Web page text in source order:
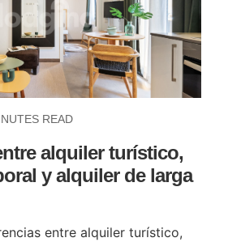
READ
alquiler turístico,
y alquiler de larga
entre alquiler turístico,